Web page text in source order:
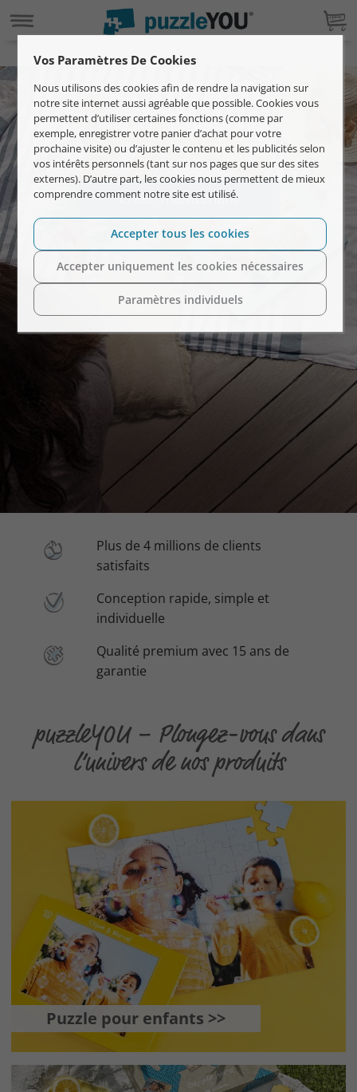
Votre photo en puzzle.
Offrez des moments inoubliables avec un puzzle
photo personnalisé.
Créer maintenant
Plus de 4 millions de clients
satisfaits
Conception rapide, simple et
individuelle
Qualité premium avec 15 ans de
garantie
puzzleYOU – Plongez-vous dans
l’univers de nos produits
Puzzle pour enfants >>
Vos Paramètres De Cookies
Nous utilisons des cookies afin de rendre la navigation sur
notre site internet aussi agréable que possible. Cookies vous
permettent d’utiliser certaines fonctions (comme par
exemple, enregistrer votre panier d’achat pour votre
prochaine visite) ou d’ajuster le contenu et les publicités selon
vos intérêts personnels (tant sur nos pages que sur des sites
externes). D’autre part, les cookies nous permettent de mieux
comprendre comment notre site est utilisé.
Paramètres individuels
Accepter uniquement les cookies nécessaires
Accepter tous les cookies